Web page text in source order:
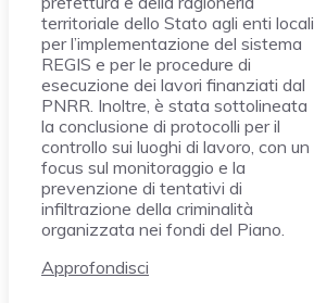
territoriale dello Stato agli enti locali
per l’implementazione del sistema
REGIS e per le procedure di
esecuzione dei lavori finanziati dal
PNRR. Inoltre, è stata sottolineata
la conclusione di protocolli per il
controllo sui luoghi di lavoro, con un
focus sul monitoraggio e la
prevenzione di tentativi di
infiltrazione della criminalità
organizzata nei fondi del Piano.
Approfondisci